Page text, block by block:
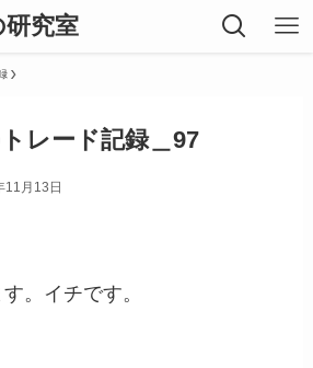
研究室
レード記録＿97
11月13日
。イチです。